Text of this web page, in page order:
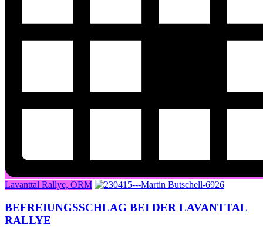
Lavanttal Rallye, ORM
BEFREIUNGSSCHLAG BEI DER LAVANTTAL
RALLYE